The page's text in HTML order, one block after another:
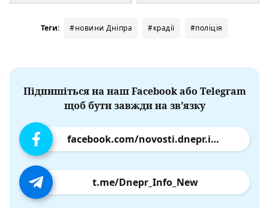
Теги: #новини Дніпра #крадії #поліція
Підпишіться на наш Facebook або Telegram
щоб бути завжди на зв’язку
facebook.com/novosti.dnepr.info
t.me/Dnepr_Info_New